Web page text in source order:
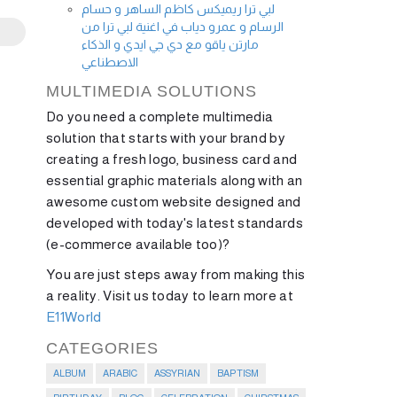
لبي ترا ريميكس كاظم الساهر و حسام
الرسام و عمرو دياب في اغنية لبي ترا من
مارتن ياقو مع دي جي ايدي و الذكاء
الاصطناعي
MULTIMEDIA SOLUTIONS
Do you need a complete multimedia
solution that starts with your brand by
creating a fresh logo, business card and
essential graphic materials along with an
awesome custom website designed and
developed with today's latest standards
(e-commerce available too)?
You are just steps away from making this
a reality. Visit us today to learn more at
E11World
CATEGORIES
ALBUM ARABIC ASSYRIAN BAPTISM